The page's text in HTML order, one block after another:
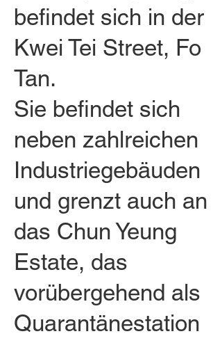
befindet sich in der
Kwei Tei Street, Fo
Tan.
Sie befindet sich
neben zahlreichen
Industriegebäuden
und grenzt auch an
das Chun Yeung
Estate, das
vorübergehend als
Quarantänestation